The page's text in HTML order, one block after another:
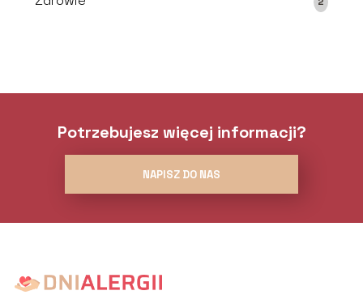
Potrzebujesz więcej informacji?
NAPISZ DO NAS